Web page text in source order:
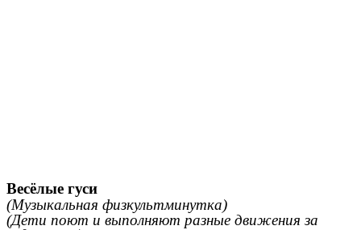
Весёлые гуси
(Музыкальная физкультминутка)
(Дети поют и выполняют разные движения за